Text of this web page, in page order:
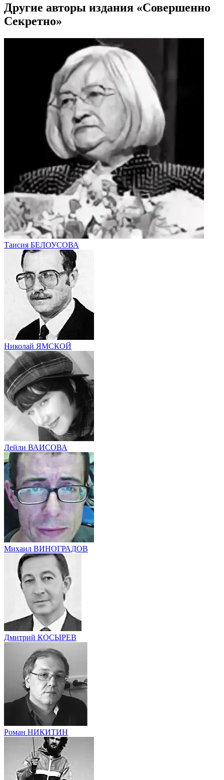
Другие авторы издания «Совершенно
Секретно»
Таисия БЕЛОУСОВА
Николай ЯМСКОЙ
Лейли ВАИСОВА
Михаил ВИНОГРАДОВ
Дмитрий КОСЫРЕВ
Роман НИКИТИН